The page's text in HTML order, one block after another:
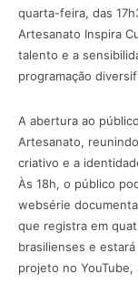
quarta-feira, das
Artesanato Inspira
talento e a
programação
A abertura ao
Artesanato,
criativo e a
Às 18h, o público
websérie
que registra em
brasilienses e
projeto no